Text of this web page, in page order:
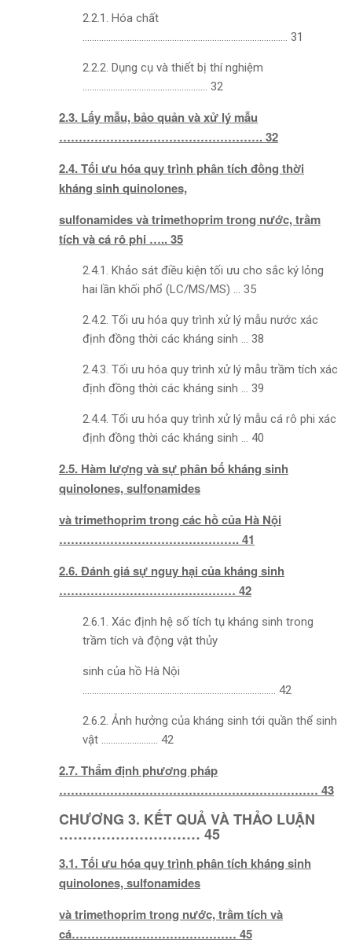
2.2.1. Hóa chất
…………………………………………………………………………… 31
2.2.2. Dụng cụ và thiết bị thí nghiệm
…………………………………………….. 32
2.3. Lấy mẫu, bảo quản và xử lý mẫu
……………………………………………. 32
2.4. Tối ưu hóa quy trình phân tích đồng thời
kháng sinh quinolones,
sulfonamides và trimethoprim trong nước, trầm
tích và cá rô phi ….. 35
2.4.1. Khảo sát điều kiện tối ưu cho sắc ký lỏng
hai lần khối phổ (LC/MS/MS) … 35
2.4.2. Tối ưu hóa quy trình xử lý mẫu nước xác
định đồng thời các kháng sinh … 38
2.4.3. Tối ưu hóa quy trình xử lý mẫu trầm tích xác
định đồng thời các kháng sinh … 39
2.4.4. Tối ưu hóa quy trình xử lý mẫu cá rô phi xác
định đồng thời các kháng sinh … 40
2.5. Hàm lượng và sự phân bố kháng sinh
quinolones, sulfonamides
và trimethoprim trong các hồ của Hà Nội
………………………………………. 41
2.6. Đánh giá sự nguy hại của kháng sinh
……………………………………… 42
2.6.1. Xác định hệ số tích tụ kháng sinh trong
trầm tích và động vật thủy
sinh của hồ Hà Nội
………………………………………………………………………. 42
2.6.2. Ảnh hưởng của kháng sinh tới quần thể sinh
vật …………………… 42
2.7. Thẩm định phương pháp
………………………………………………………… 43
CHƯƠNG 3. KẾT QUẢ VÀ THẢO LUẬN
………………………… 45
3.1. Tối ưu hóa quy trình phân tích kháng sinh
quinolones, sulfonamides
và trimethoprim trong nước, trầm tích và
cá…………………………………… 45